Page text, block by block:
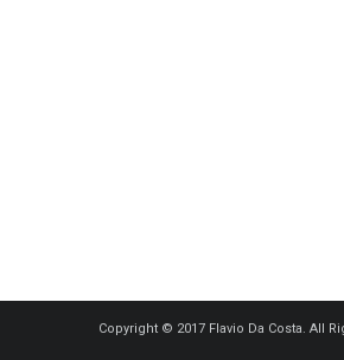
Copyright © 2017 Flavio Da Costa. All